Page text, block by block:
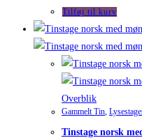
var:
kr.
Tilføj til kurv
Overblik
Gammelt Tin,
Tinstage norsk